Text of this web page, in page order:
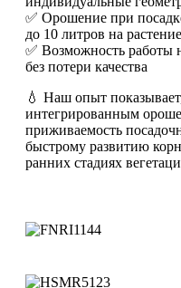
✅ Орошение при
до 10 литров на
✅ Возможность работы
без потери качества
💧 Наш опыт
интегрированным
приживаемость
быстрому развитию
ранних стадиях